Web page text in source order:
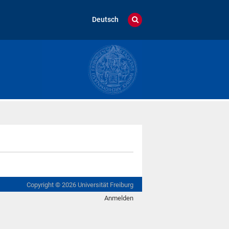
Deutsch
Copyright © 2026 Universität Freiburg
Anmelden